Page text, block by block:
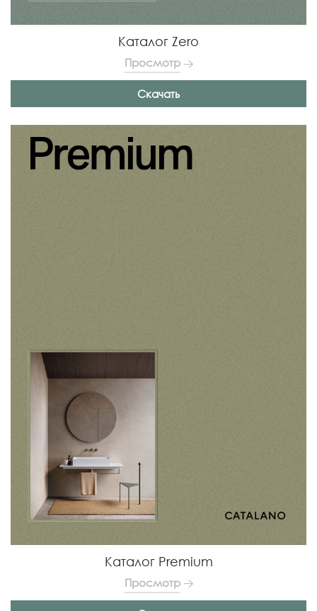
Каталог Zero
Просмотр
Скачать
Каталог Premium
Просмотр